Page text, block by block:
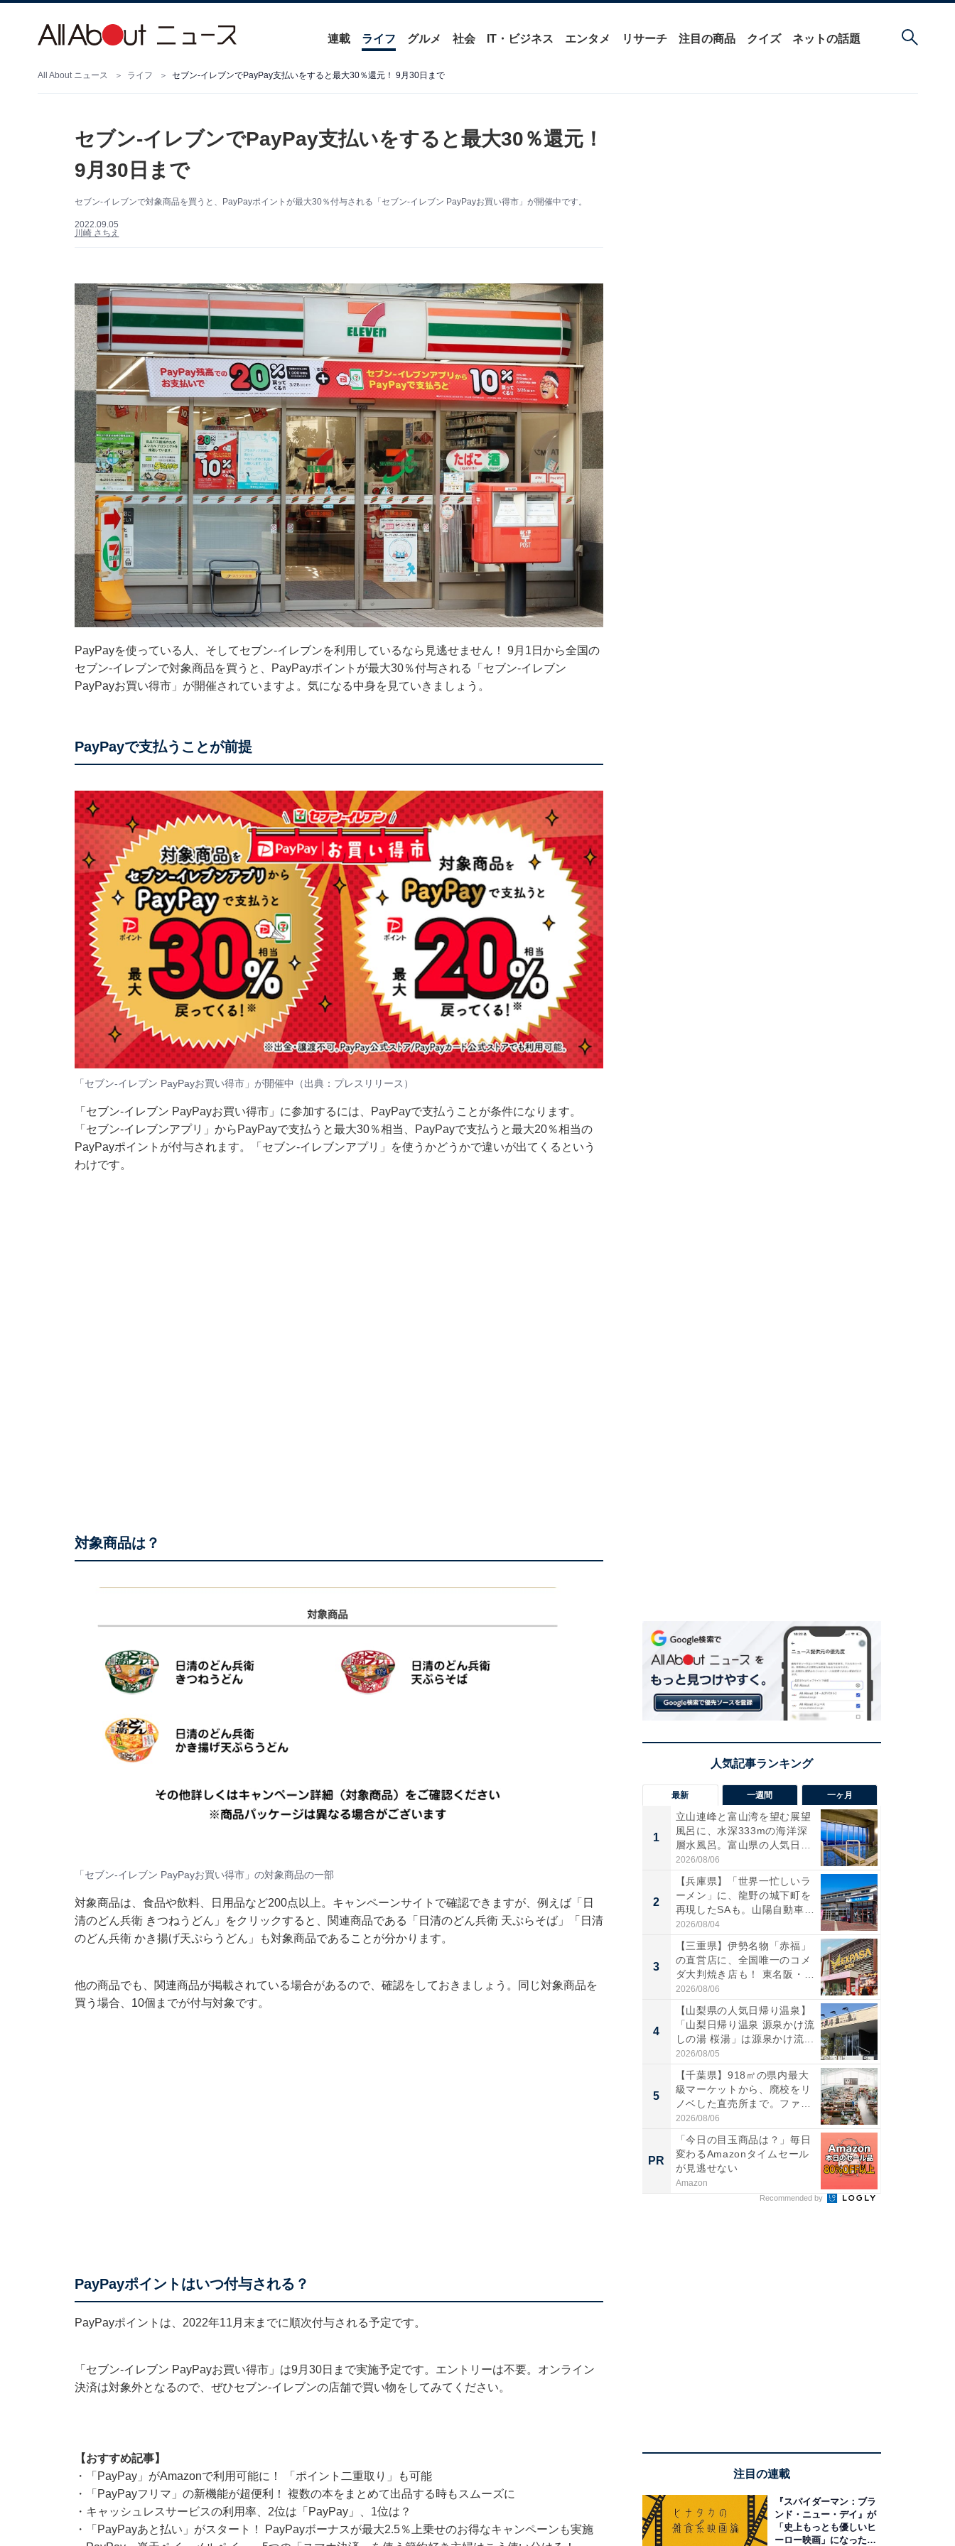
連載 ライフ グルメ 社会 IT・ビジネス エンタメ リサーチ 注目の商品 クイズ ネットの話題
All About ニュース ライフ セブン-イレブンでPayPay支払いをすると最大30％還元！ 9月30日まで
セブン-イレブンでPayPay支払いをすると最大30％還元！
9月30日まで
セブン-イレブンで対象商品を買うと、PayPayポイントが最大30％付与される「セブン-イレブン PayPayお買い得市」が開催中です。
2022.09.05
川崎 さちえ
PayPayを使っている人、そしてセブン-イレブンを利用しているなら見逃せません！ 9月1日から全国の
セブン-イレブンで対象商品を買うと、PayPayポイントが最大30％付与される「セブン-イレブン
PayPayお買い得市」が開催されていますよ。気になる中身を見ていきましょう。
PayPayで支払うことが前提
「セブン-イレブン PayPayお買い得市」が開催中（出典：プレスリリース）
「セブン-イレブン PayPayお買い得市」に参加するには、PayPayで支払うことが条件になります。
「セブン-イレブンアプリ」からPayPayで支払うと最大30％相当、PayPayで支払うと最大20％相当の
PayPayポイントが付与されます。「セブン-イレブンアプリ」を使うかどうかで違いが出てくるという
わけです。
対象商品は？
「セブン-イレブン PayPayお買い得市」の対象商品の一部
対象商品は、食品や飲料、日用品など200点以上。 キャンペーンサイト で確認できますが、例えば「日
清のどん兵衛 きつねうどん」をクリックすると、関連商品である「日清のどん兵衛 天ぷらそば」「日清
のどん兵衛 かき揚げ天ぷらうどん」も対象商品であることが分かります。
他の商品でも、関連商品が掲載されている場合があるので、確認をしておきましょう。同じ対象商品を
買う場合、10個までが付与対象です。
PayPayポイントはいつ付与される？
PayPayポイントは、2022年11月末までに順次付与される予定です。
「セブン-イレブン PayPayお買い得市」は9月30日まで実施予定です。エントリーは不要。オンライン
決済は対象外となるので、ぜひセブン-イレブンの店舗で買い物をしてみてください。
【おすすめ記事】
・
「PayPay」がAmazonで利用可能に！ 「ポイント二重取り」も可能
・
「PayPayフリマ」の新機能が超便利！ 複数の本をまとめて出品する時もスムーズに
・ キャッシュレスサービスの利用率、2位は「PayPay」、1位は？
・
「PayPayあと払い」がスタート！ PayPayボーナスが最大2.5％上乗せのお得なキャンペーンも実施
最新 一週間 一ヶ月
1
立山連峰と富山湾を望む展望
風呂に、水深333mの海洋深
層水風呂。富山県の人気日
帰...
2026/08/06
2
【兵庫県】「世界一忙しいラ
ーメン」に、龍野の城下町を
再現したSAも。山陽自動車
道...
2026/08/04
3
【三重県】伊勢名物「赤福」
の直営店に、全国唯一のコメ
ダ大判焼き店も！ 東名阪・
伊...
2026/08/06
4
【山梨県の人気日帰り温泉】
「山梨日帰り温泉 源泉かけ流
しの湯 桜湯」は源泉かけ流...
2026/08/05
5
【千葉県】918㎡の県内最大
級マーケットから、廃校をリ
ノベした直売所まで。ファ
ー...
2026/08/06
PR
「今日の目玉商品は？」毎日
変わるAmazonタイムセール
が見逃せない
Amazon
Recommended by
注目の連載
『スパイダーマン：ブラ
ンド・ニュー・デイ』が
「史上もっとも優しいヒ
ーロー映画」になった理